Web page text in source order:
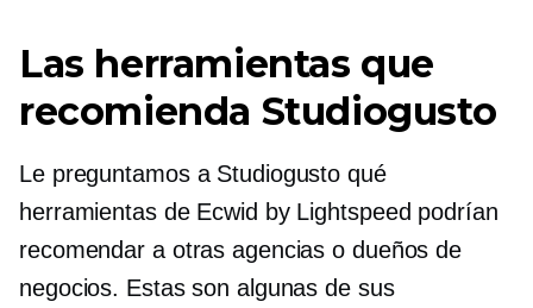
Las herramientas que
recomienda Studiogusto
Le preguntamos a Studiogusto qué
herramientas de Ecwid by Lightspeed podrían
recomendar a otras agencias o dueños de
negocios. Estas son algunas de sus